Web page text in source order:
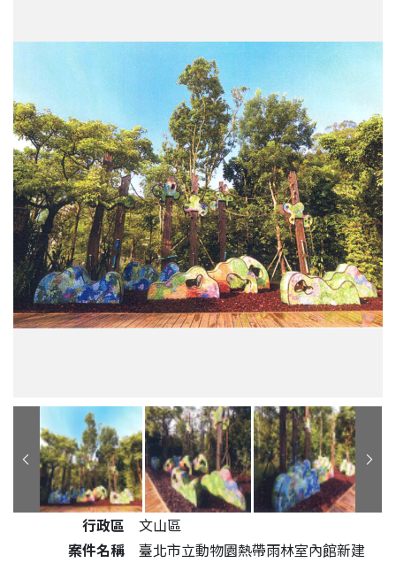
公共藝術作品詳細資料
行政區
文山區
案件名稱
臺北市立動物園熱帶雨林室內館新建